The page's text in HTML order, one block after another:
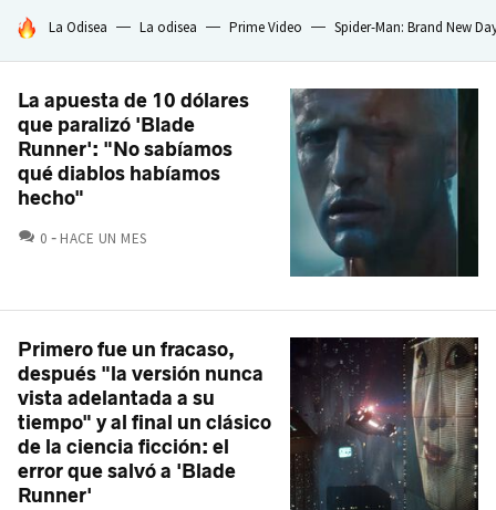
HOY SE HABLA DE
La Odisea La odisea Prime Video Spider-Man: Brand New
La apuesta de 10 dólares
que paralizó 'Blade
Runner': "No sabíamos
qué diablos habíamos
hecho"
0 COMENTARIOS
HACE UN MES
Primero fue un fracaso,
después "la versión nunca
vista adelantada a su
tiempo" y al final un clásico
de la ciencia ficción: el
error que salvó a 'Blade
Runner'